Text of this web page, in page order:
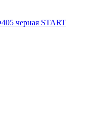
черная START